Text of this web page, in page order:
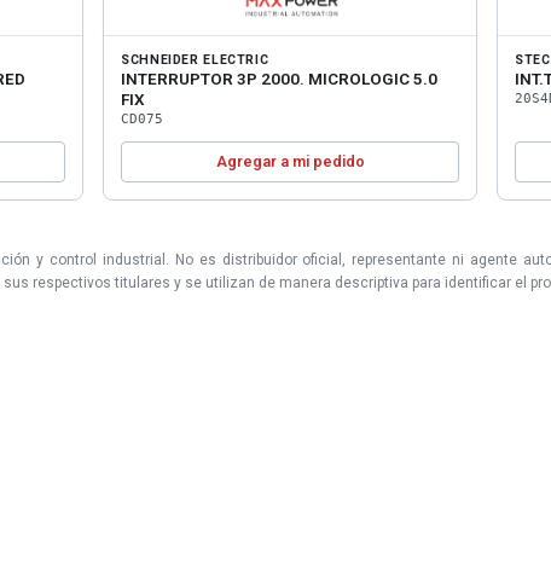
SCHNEIDER ELECTRIC
INTERRUPTOR 3P 2000. MICROLOGIC 5.0
FIX
CD075
Agregar a mi pedido
y control industrial. No es distribuidor oficial, representante ni agente
respectivos titulares y se utilizan de manera descriptiva para identificar el